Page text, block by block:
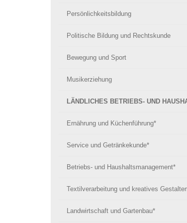
Persönlichkeitsbildung
Politische Bildung und Rechtskunde
Bewegung und Sport
Musikerziehung
LÄNDLICHES BETRIEBS- UND
Ernährung und Küchenführung*
Service und Getränkekunde*
Betriebs- und Haushaltsmanagement*
Textilverarbeitung und kreatives
Landwirtschaft und Gartenbau*